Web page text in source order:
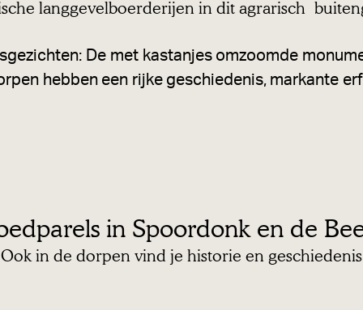
langgevelboerderijen in dit agrarisch
De met kastanjes omzoomde
hebben een rijke geschiedenis, markante
in Spoordonk en de
Ook in de dorpen vind je historie en geschiedenis